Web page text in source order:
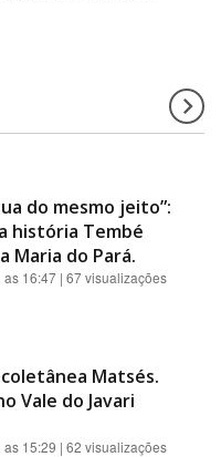
do mesmo jeito”:
história Tembé
Maria do Pará.
as 16:47 | 67 visualizações
Matsés.
Vale do Javari
15:29 | 62 visualizações